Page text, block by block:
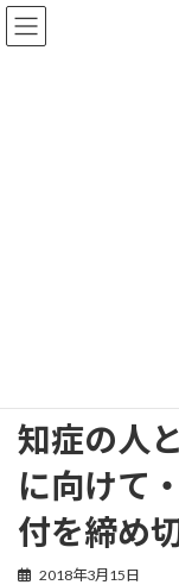
コ
ン
ナ
ビ
知症の人
に向けて
付を締め
2018年3月15日